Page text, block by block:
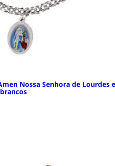
Nossa Senhora de Lourdes